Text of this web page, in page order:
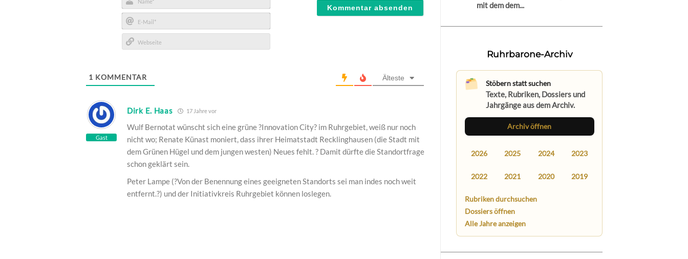
Name*
E-
Mail*
1 KOMMENTAR Älteste
Gast
Dirk E. Haas 17 Jahre vor
Wulf Bernotat wünscht sich eine grüne ?Innovation City? im Ruhrgebiet, weiß nur noch
nicht wo; Renate Künast moniert, dass ihrer Heimatstadt Recklinghausen (die Stadt mit
dem Grünen Hügel und dem jungen westen) Neues fehlt. ? Damit dürfte die Standortfrage
schon geklärt sein.
Peter Lampe (?Von der Benennung eines geeigneten Standorts sei man indes noch weit
entfernt.?) und der Initiativkreis Ruhrgebiet können loslegen.
mit dem dem...
Ruhrbarone-Archiv
Stöbern statt suchen
Texte, Rubriken, Dossiers und
Jahrgänge aus dem Archiv.
Archiv öffnen
2026 2025 2024 2023
2022 2021 2020 2019
Rubriken durchsuchen
Dossiers öffnen
Alle Jahre anzeigen